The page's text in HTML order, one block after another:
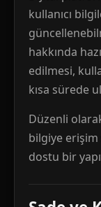
kullanıcı
hakkında
edilmesi,
kısa sürede
Düzenli
bilgiye erişim
dostu bir